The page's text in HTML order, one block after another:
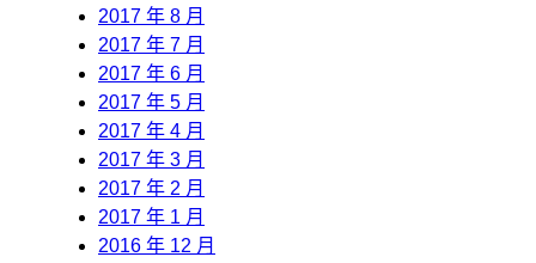
2017 年 8 月
2017 年 7 月
2017 年 6 月
2017 年 5 月
2017 年 4 月
2017 年 3 月
2017 年 2 月
2017 年 1 月
2016 年 12 月